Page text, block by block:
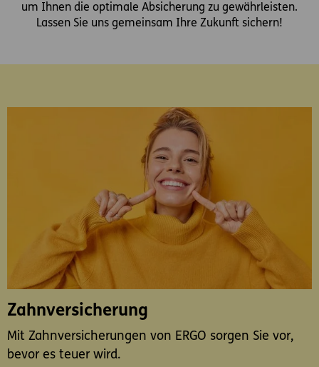
um Ihnen die optimale Absicherung zu gewährleisten.
Lassen Sie uns gemeinsam Ihre Zukunft sichern!
Zahnversicherung
Mit Zahnversicherungen von ERGO sorgen Sie vor,
bevor es teuer wird.